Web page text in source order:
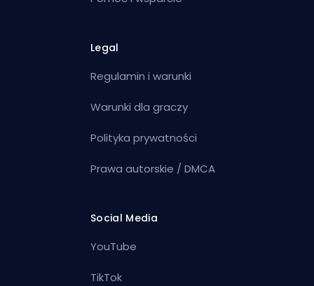
Legal
Regulamin i warunki
Warunki dla graczy
Polityka prywatności
Prawa autorskie / DMCA
Social Media
YouTube
TikTok